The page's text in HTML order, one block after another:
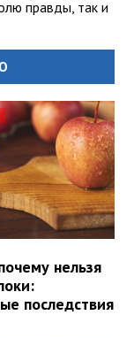
правды, так и
нельзя
последствия